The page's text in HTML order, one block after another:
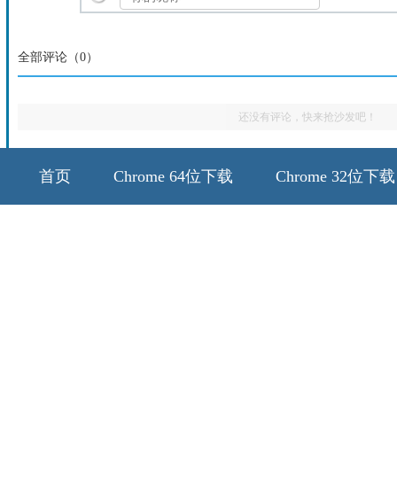
全部评论（0）
还没有评论，快来抢沙发吧！
首页 Chrome 64位下载 Chrome 32位下载